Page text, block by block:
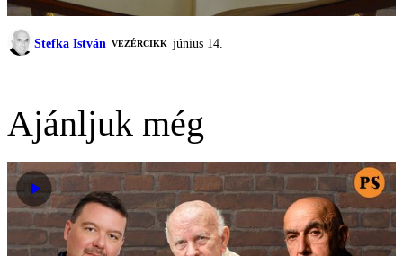
Stefka István VEZÉRCIKK június 14.
Ajánljuk még